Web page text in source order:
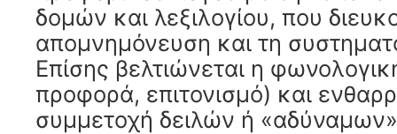
δομών και λεξιλογίου, που
απομνημόνευση και τη
Επίσης βελτιώνεται η
προφορά, επιτονισμό) και
συμμετοχή δειλών ή